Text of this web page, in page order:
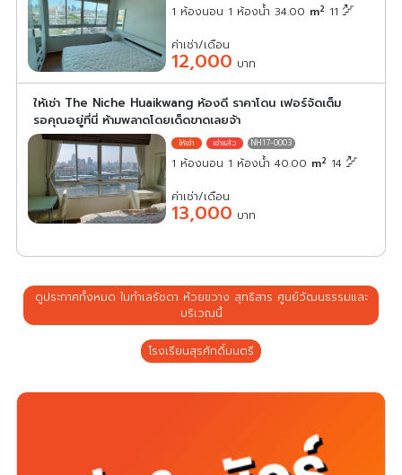
1 ห้องนอน 1 ห้องน้ำ 34.00 m2 11
ค่าเช่า/เดือน
12,000 บาท
ให้เช่า The Niche Huaikwang ห้องดี ราคาโดน เฟอร์จัดเต็ม
รอคุณอยู่ที่นี่ ห้ามพลาดโดยเด็ดขาดเลยจ้า
NH17-0003
1 ห้องนอน 1 ห้องน้ำ 40.00 m2 14
ค่าเช่า/เดือน
13,000 บาท
ดูประกาศทั้งหมด ในทำเลรัชดา ห้วยขวาง สุทธิสาร ศูนย์วัฒนธรรมและ
บริเวณนี้
โรงเรียนสุรศักดิ์มนตรี